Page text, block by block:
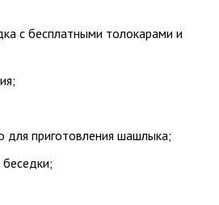
с бесплатными толокарами и
для приготовления шашлыка;